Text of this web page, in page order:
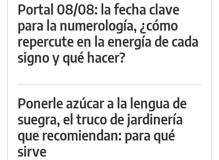
Portal 08/08: la fecha clave
para la numerología, ¿cómo
repercute en la energía de cada
signo y qué hacer?
Ponerle azúcar a la lengua de
suegra, el truco de jardinería
que recomiendan: para qué
sirve